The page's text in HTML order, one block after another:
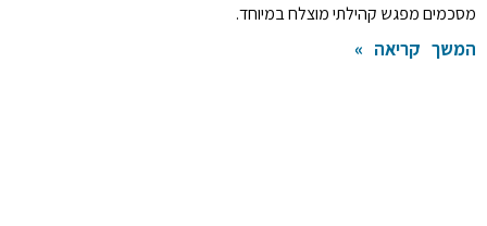
מסכמים מפגש קהילתי מוצלח במיוחד.
המשך קריאה »